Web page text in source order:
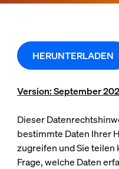
HERUNTERLADEN
Version: September
Dieser
bestimmte Daten Ihrer
zugreifen und Sie
Frage, welche Daten